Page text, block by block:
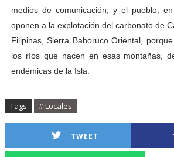
medios de comunicación, y el pueblo,
oponen a la explotación del carbonato de
Filipinas, Sierra Bahoruco Oriental,
los ríos que nacen en esas montañas,
endémicas de la Isla.
Tags # Locales
TWEET